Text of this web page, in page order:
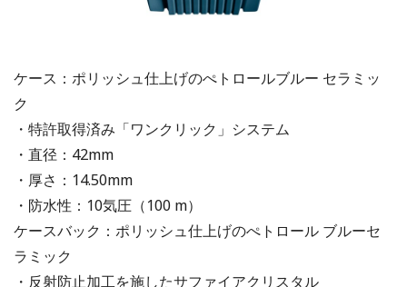
ケース：ポリッシュ仕上げのぺトロールブルー セラミッ
ク
・特許取得済み「ワンクリック」システム
・直径：42mm
・厚さ：14.50mm
・防水性：10気圧（100 m）
ケースバック：ポリッシュ仕上げのぺトロール ブルーセ
ラミック
・反射防止加工を施したサファイアクリスタル